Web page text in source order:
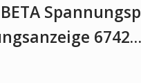
BETA
6742…